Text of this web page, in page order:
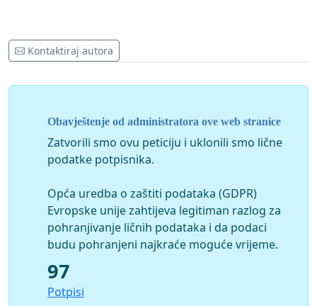
Kontaktiraj autora
Obavještenje od administratora ove web stranice
Zatvorili smo ovu peticiju i uklonili smo lične
podatke potpisnika.
Opća uredba o zaštiti podataka (GDPR)
Evropske unije zahtijeva legitiman razlog za
pohranjivanje ličnih podataka i da podaci
budu pohranjeni najkraće moguće vrijeme.
97
Potpisi